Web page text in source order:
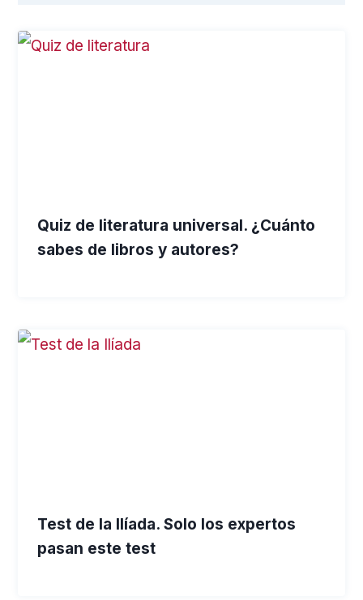
Quiz de literatura universal. ¿Cuánto
sabes de libros y autores?
Test de la Ilíada. Solo los expertos
pasan este test